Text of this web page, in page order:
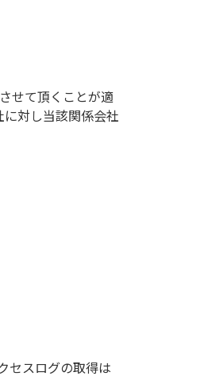
せて頂くことが適
対し当該関係会社
セスログの取得は